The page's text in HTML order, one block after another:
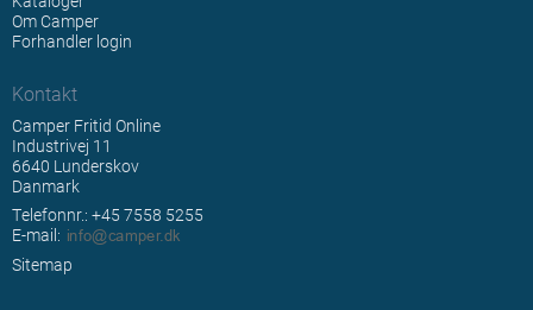
Om Camper
Forhandler login
Kontakt
Camper Fritid Online
Industrivej 11
6640 Lunderskov
Danmark
Telefonnr.: +45 7558 5255
E-mail:
Sitemap